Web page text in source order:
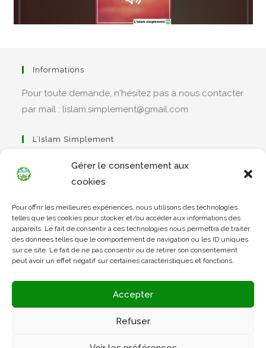
Gérer le consentement aux
cookies
Pour offrir les meilleures expériences, nous utilisons des technologies
telles que les cookies pour stocker et/ou accéder aux informations des
appareils. Le fait de consentir à ces technologies nous permettra de traiter
des données telles que le comportement de navigation ou les ID uniques
sur ce site. Le fait de ne pas consentir ou de retirer son consentement
peut avoir un effet négatif sur certaines caractéristiques et fonctions.
Accepter
Refuser
Informations
Pour toute demande, n'hésitez pas à nous contacter
par mail : lislam.simplement@gmail.com
L’Islam Simplement
dans
un
nouvel
onglet
Apprendre Le Coran Simplement